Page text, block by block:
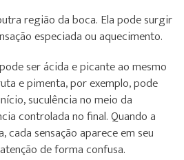
região da boca. Ela pode surgir
especiada ou aquecimento.
ser ácida e picante ao mesmo
e pimenta, por exemplo, pode
suculência no meio da
controlada no final. Quando a
sensação aparece em seu
de forma confusa.